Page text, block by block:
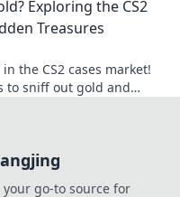
Exploring the CS2
Treasures
the CS2 cases market!
to sniff out gold and
go-to source for